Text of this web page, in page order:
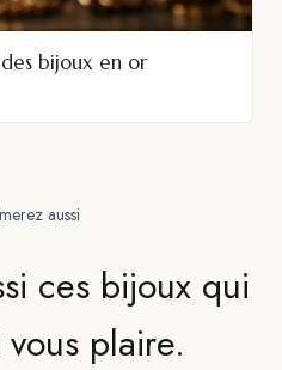
bijoux en or
aussi
ces bijoux qui
plaire.